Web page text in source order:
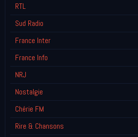
RTL
Sud Radio
France Inter
France Info
NRJ
Nostalgie
Chérie FM
Rire & Chansons